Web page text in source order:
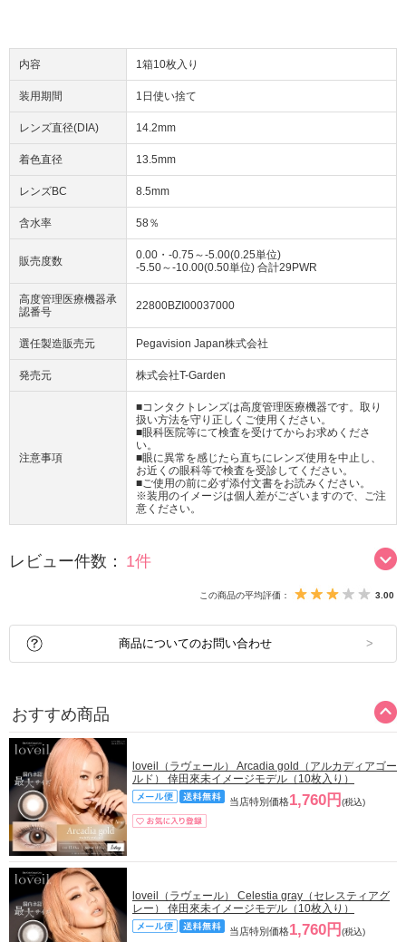
内容 1箱10枚入り
装用期間 1日使い捨て
レンズ直径(DIA) 14.2mm
着色直径 13.5mm
レンズBC 8.5mm
含水率 58％
販売度数
0.00・-0.75～-5.00(0.25単位)
-5.50～-10.00(0.50単位) 合計29PWR
高度管理医療機器承
認番号
22800BZI00037000
選任製造販売元 Pegavision Japan株式会社
発売元 株式会社T-Garden
注意事項
■コンタクトレンズは高度管理医療機器です。取り
扱い方法を守り正しくご使用ください。
■眼科医院等にて検査を受けてからお求めくださ
い。
■眼に異常を感じたら直ちにレンズ使用を中止し、
お近くの眼科等で検査を受診してください。
■ご使用の前に必ず添付文書をお読みください。
※装用のイメージは個人差がございますので、ご注
意ください。
レビュー件数： 1件
この商品の平均評価： 3.00
商品についてのお問い合わせ
おすすめ商品
loveil（ラヴェール） Arcadia gold（アルカディアゴー
ルド） 倖田來未イメージモデル（10枚入り）
当店特別価格1,760円 (税込)
loveil（ラヴェール） Celestia gray（セレスティアグ
レー） 倖田來未イメージモデル（10枚入り）
当店特別価格1,760円 (税込)